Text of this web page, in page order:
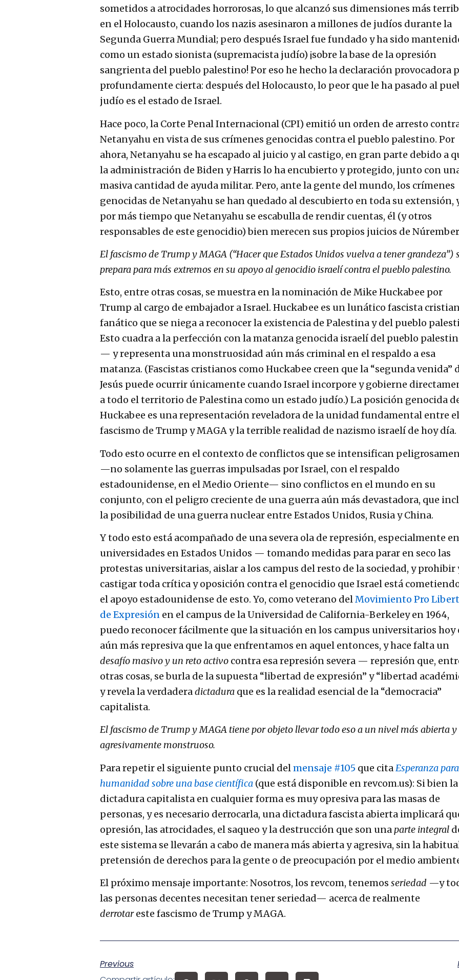
sometidos a atrocidades horrorosas, lo que alcanzó sus dimensiones más
en el Holocausto, cuando los nazis asesinaron a millones de judíos durante la
Segunda Guerra Mundial; pero después Israel fue fundado y ha sido
como un estado sionista (supremacista judío) ¡sobre la base de la opresión
sangrienta del pueblo palestino! Por eso he hecho la declaración provocadora
profundamente cierta: después del Holocausto, lo peor que le ha pasado al
judío es el estado de Israel.
Hace poco, la Corte Penal Internacional (CPI) emitió un orden de arresto
Netanyahu en vista de sus crímenes genocidas contra el pueblo palestino. Por
ahora, Netanyahu se ha escapado al juicio y al castigo, en gran parte debido a
la administración de Biden y Harris lo ha encubierto y protegido, junto con
masiva cantidad de ayuda militar. Pero, ante la gente del mundo, los crímenes
genocidas de Netanyahu se han quedado al descubierto en toda su extensión,
por más tiempo que Netanyahu se escabulla de rendir cuentas, él (y otros
responsables de este genocidio) bien merecen sus propios juicios de
El fascismo de Trump y MAGA (“Hacer que Estados Unidos vuelva a tener grandeza”)
prepara para más extremos en su apoyo al genocidio israelí contra el pueblo palestino.
Esto, entre otras cosas, se muestra en la nominación de Mike Huckabee por
Trump al cargo de embajador a Israel. Huckabee es un lunático fascista
fanático que se niega a reconocer la existencia de Palestina y del pueblo
Esto cuadra a la perfección con la matanza genocida israelí del pueblo
— y representa una monstruosidad aún más criminal en el respaldo a esa
matanza. (Fascistas cristianos como Huckabee creen que la “segunda venida”
Jesús puede ocurrir únicamente cuando Israel incorpore y gobierne
a todo el territorio de Palestina como un estado judío.) La posición genocida
Huckabee es una representación reveladora de la unidad fundamental entre el
fascismo de Trump y MAGA y la terrible realidad de nazismo israelí de hoy día.
Todo esto ocurre en el contexto de conflictos que se intensifican
—no solamente las guerras impulsadas por Israel, con el respaldo
estadounidense, en el Medio Oriente— sino conflictos en el mundo en su
conjunto, con el peligro creciente de una guerra aún más devastadora, que
la posibilidad de una guerra nuclear entre Estados Unidos, Rusia y China.
Y todo esto está acompañado de una severa ola de represión, especialmente
universidades en Estados Unidos — tomando medidas para parar en seco las
protestas universitarias, aislar a los campus del resto de la sociedad, y prohibir
castigar toda crítica y oposición contra el genocidio que Israel está
el apoyo estadounidense de esto. Yo, como veterano delMovimiento Pro
de Expresión en el campus de la Universidad de California-Berkeley en 1964,
puedo reconocer fácilmente que la situación en los campus universitarios hoy
aún más represiva que la que enfrentamos en aquel entonces, y hace falta un
desafío masivo y un reto activo contra esa represión severa — represión que,
otras cosas, se burla de la supuesta “libertad de expresión” y “libertad
y revela la verdaderadictadura que es la realidad esencial de la “democracia”
capitalista.
El fascismo de Trump y MAGA tiene por objeto llevar todo eso a un nivel más abierta y
agresivamente monstruoso.
Para repetir el siguiente punto crucial delmensaje #105 que citaEsperanza
humanidad sobre una base científica (que está disponible en revcom.us): Si bien la
dictadura capitalista en cualquier forma es muy opresiva para las masas de
personas, y es necesario derrocarla, una dictadura fascista abierta implicará
opresión, las atrocidades, el saqueo y la destrucción que son unaparte integral
este sistema se llevarán a cabo de manera más abierta y agresiva, sin la
pretensión de derechos para la gente o de preocupación por el medio
El próximo mensaje importante: Nosotros, los revcom, tenemos seriedad —y
las personas decentes necesitan tener seriedad— acerca de realmente
derrotareste fascismo de Trump y MAGA.
Previous